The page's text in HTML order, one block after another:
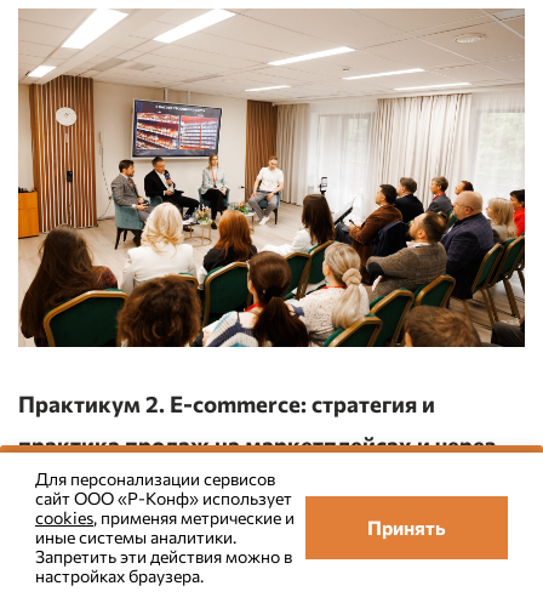
Практикум 2. E-commerce: стратегия и
практика продаж на маркетплейсах и через
собственный сайт
E-commerce-сессия была посвящена проблеме
зависимости от внешних площадок: как
Все новости в Телеграм. Подписаться
Для персонализации сервисов
сайт ООО «Р-Конф» использует
cookies, применяя метрические и
иные системы аналитики.
Запретить эти действия можно в
настройках браузера.
Принять